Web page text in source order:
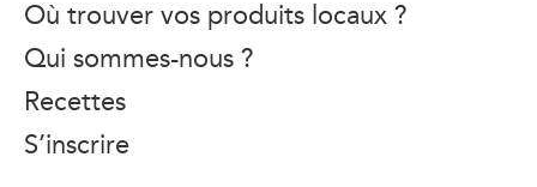
Où trouver vos produits locaux ?
Qui sommes-nous ?
Recettes
S’inscrire